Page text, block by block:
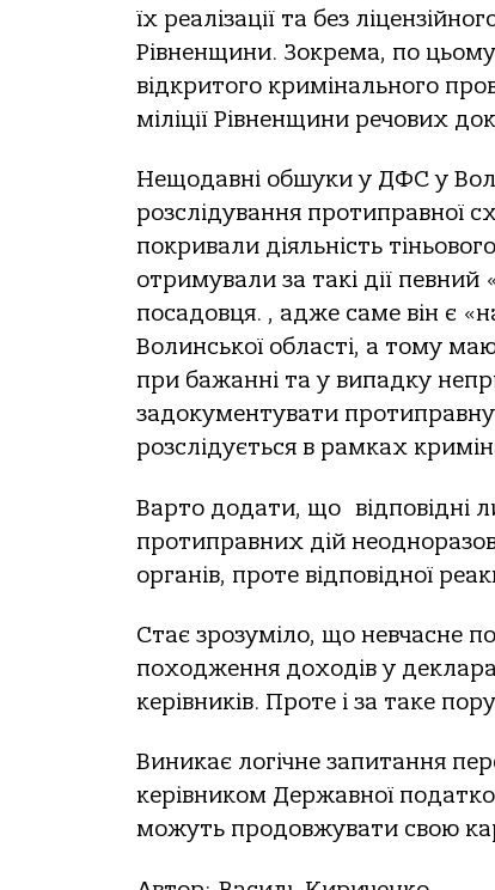
їх реалізації та без
Рівненщини. Зокрема, по
відкритого кримінального
міліції Рівненщини речових
Нещодавні обшуки у ДФС у
розслідування протиправної
покривали діяльність
отримували за такі дії
посадовця. , адже саме він є
Волинської області, а тому
при бажанні та у випадку
задокументувати протиправну
розслідується в рамках
Варто додати, що відповідні
протиправних дій
органів, проте відповідної
Стає зрозуміло, що невчасне
походження доходів у
керівників. Проте і за таке
Виникає логічне запитання
керівником Державної
можуть продовжувати свою